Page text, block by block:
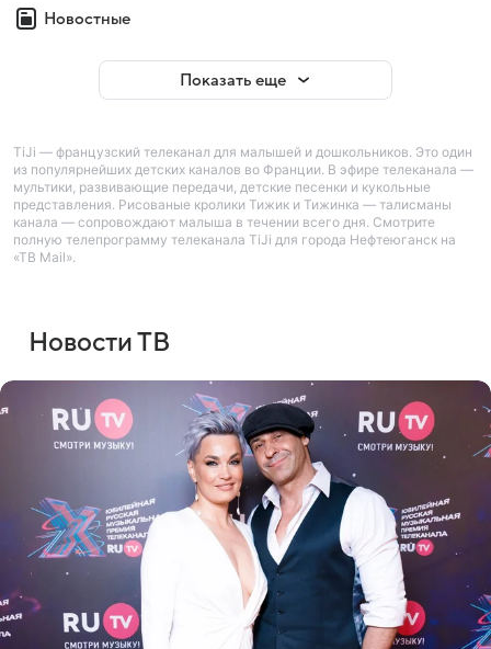
Новостные
Показать еще
TiJi — французский телеканал для малышей и дошкольников. Это один
из популярнейших детских каналов во Франции. В эфире телеканала —
мультики, развивающие передачи, детские песенки и кукольные
представления. Рисованые кролики Тижик и Тижинка — талисманы
канала — сопровождают малыша в течении всего дня. Смотрите
полную телепрограмму телеканала TiJi для города Нефтеюганск на
«ТВ Mail».
Новости ТВ